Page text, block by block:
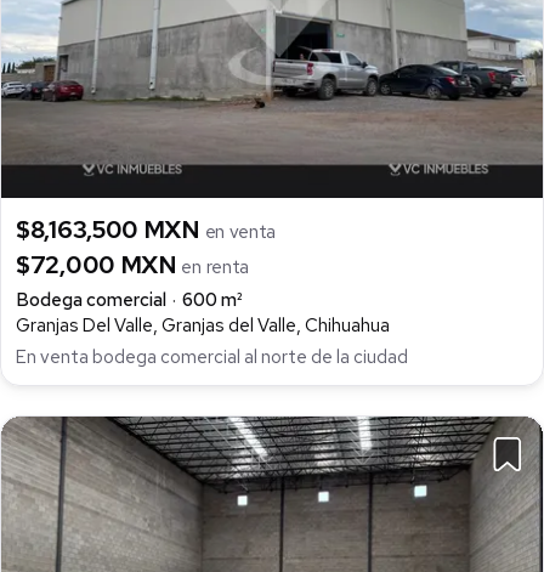
$8,163,500 MXN en venta
$72,000 MXN en renta
Bodega comercial
600 m²
Granjas Del Valle, Granjas del Valle, Chihuahua
En venta bodega comercial al norte de la ciudad